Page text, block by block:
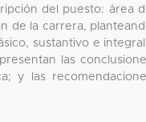
del puesto: área
de la carrera,
sustantivo e
las
y las